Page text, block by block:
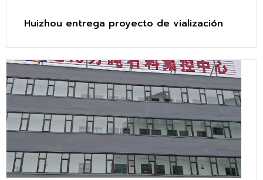
Huizhou entrega proyecto de vialización